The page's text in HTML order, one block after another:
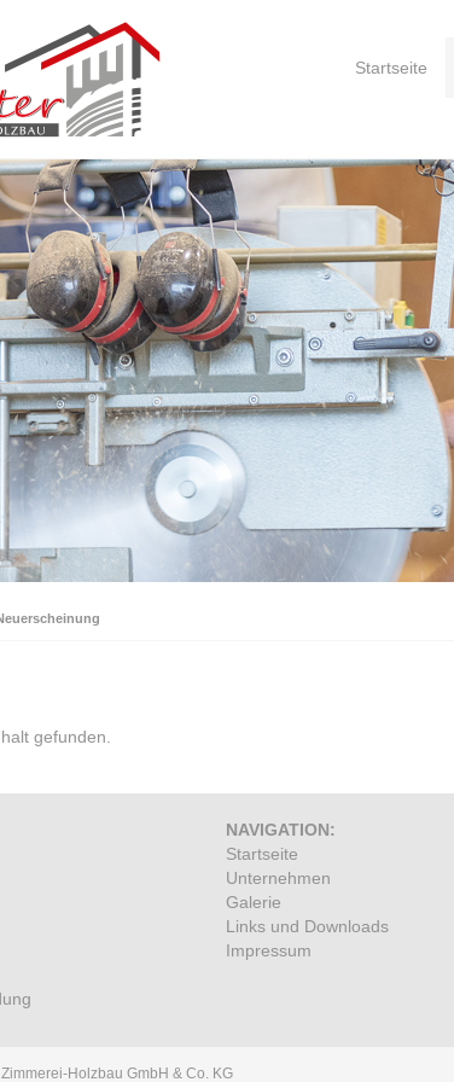
Startseite
gefunden.
NAVIGATION:
Startseite
Unternehmen
Galerie
Links und Downloads
Impressum
Holzbau GmbH & Co. KG